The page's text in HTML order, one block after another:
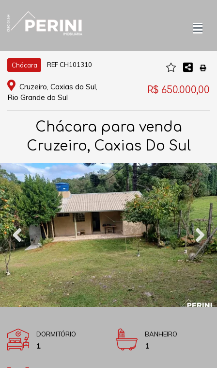
Chácara REF CH101310
Cruzeiro, Caxias do Sul,
Rio Grande do Sul
R$ 650.000,00
Chácara para venda
Cruzeiro, Caxias Do Sul
DORMITÓRIO
1
BANHEIRO
1